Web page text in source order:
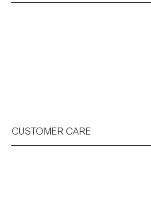
CUSTOMER CARE